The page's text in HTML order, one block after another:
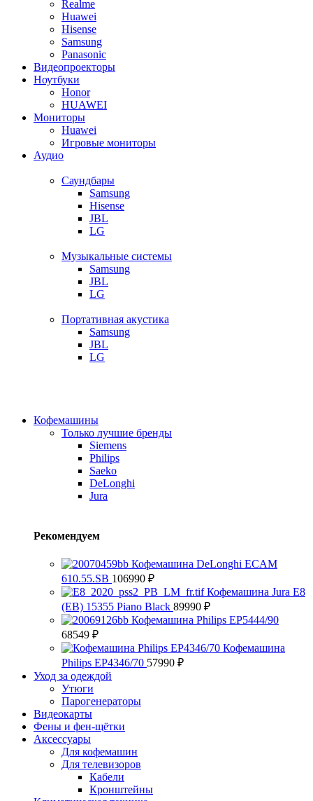
Realme
Huawei
Hisense
Samsung
Panasonic
Видеопроекторы
Ноутбуки
Honor
HUAWEI
Мониторы
Huawei
Игровые мониторы
Аудио
Саундбары
Samsung
Hisense
JBL
LG
Музыкальные системы
Samsung
JBL
LG
Портативная акустика
Samsung
JBL
LG
Кофемашины
Только лучшие бренды
Siemens
Philips
Saeko
DeLonghi
Jura
Рекомендуем
Кофемашина DeLonghi ECAM
610.55.SB 106990 ₽
Кофемашина Jura E8
(EB) 15355 Piano Black 89990 ₽
Кофемашина Philips EP5444/90
68549 ₽
Кофемашина
Philips EP4346/70 57990 ₽
Уход за одеждой
Утюги
Парогенераторы
Видеокарты
Фены и фен-щётки
Аксессуары
Для кофемашин
Для телевизоров
Кабели
Кронштейны